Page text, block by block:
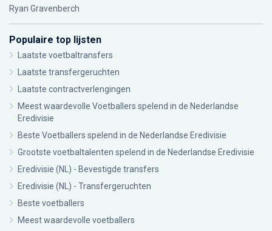
Ryan Gravenberch
Populaire top lijsten
Laatste voetbaltransfers
Laatste transfergeruchten
Laatste contractverlengingen
Meest waardevolle Voetballers spelend in de Nederlandse
Eredivisie
Beste Voetballers spelend in de Nederlandse Eredivisie
Grootste voetbaltalenten spelend in de Nederlandse Eredivisie
Eredivisie (NL) - Bevestigde transfers
Eredivisie (NL) - Transfergeruchten
Beste voetballers
Meest waardevolle voetballers